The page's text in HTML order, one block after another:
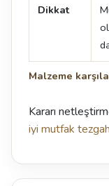
Malzeme
Dikkat
Kararı
iyi mutfak